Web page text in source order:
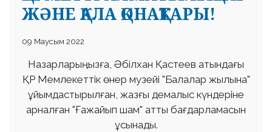
ЖӘНЕ ҚАЛА ҚОНАҚТАРЫ!
09 Маусым 2022
Назарларыңызға, Әбілхан Қастеев атындағы
ҚР Мемлекеттік өнер музейі "Балалар жылына"
ұйымдастырылған, жазғы демалыс күндеріне
арналған "Ғажайып шам" атты бағдарламасын
ұсынады.